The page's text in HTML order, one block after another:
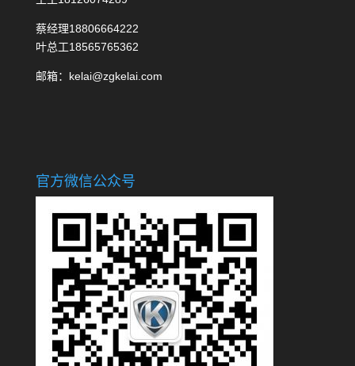
蔡经理18806664222
叶总工18565765362
邮箱：kelai@zgkelai.com
官方微信公众号